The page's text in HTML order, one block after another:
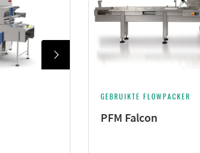
GEBRUIKTE FLOWPACKER
PFM Falcon